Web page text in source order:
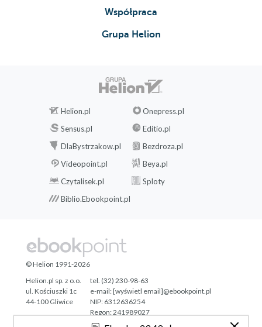
Współpraca
Grupa Helion
Helion.pl
Onepress.pl
Sensus.pl
Editio.pl
DlaBystrzakow.pl
Bezdroza.pl
Videopoint.pl
Beya.pl
Czytalisek.pl
Sploty
Biblio.Ebookpoint.pl
© Helion 1991-2026
Helion.pl sp. z o.o.
ul. Kościuszki 1c
44-100 Gliwice
tel. (32) 230-98-63
e-mail:[wyświetl email]@ebookpoint.pl
NIP: 6312636254
Regon: 241989027